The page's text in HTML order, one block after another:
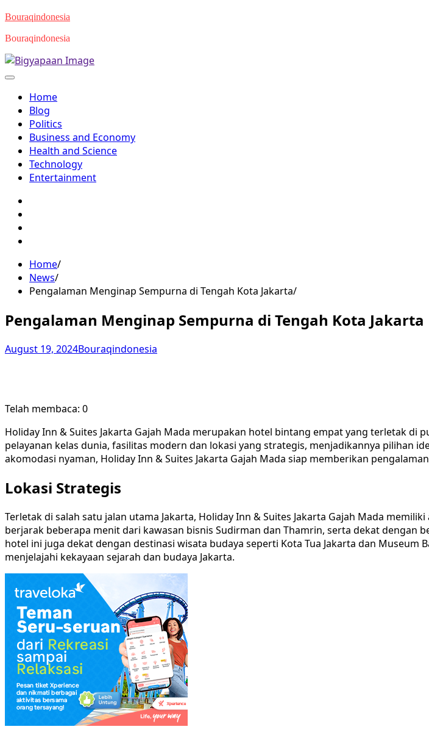
Skip
content
Bouraqindonesia
Bouraqindonesia
Home
Blog
Politics
Business and Economy
Health and Science
Technology
Entertainment
Home
News
Pengalaman Menginap Sempurna di Tengah Kota Jakarta
Pengalaman Menginap Sempurna di Tengah Kota Jakarta
August 19, 2024Bouraqindonesia
Telah membaca: 0
Holiday Inn & Suites Jakarta Gajah Mada merupakan hotel bintang empat yang terletak di
pelayanan kelas dunia, fasilitas modern dan lokasi yang strategis, menjadikannya pilihan
akomodasi nyaman, Holiday Inn & Suites Jakarta Gajah Mada siap memberikan
Lokasi Strategis
Terletak di salah satu jalan utama Jakarta, Holiday Inn & Suites Jakarta Gajah Mada
berjarak beberapa menit dari kawasan bisnis Sudirman dan Thamrin, serta dekat dengan
hotel ini juga dekat dengan destinasi wisata budaya seperti Kota Tua Jakarta dan
menjelajahi kekayaan sejarah dan budaya Jakarta.